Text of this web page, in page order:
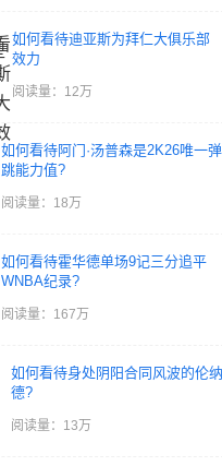
如何看待迪亚斯为拜仁大俱乐部
效力
阅读量：12万
如何看待阿门·汤普森是2K26唯一弹
跳能力值?
阅读量：18万
如何看待霍华德单场9记三分追平
WNBA纪录?
阅读量：167万
如何看待身处阴阳合同风波的伦纳
德?
阅读量：13万